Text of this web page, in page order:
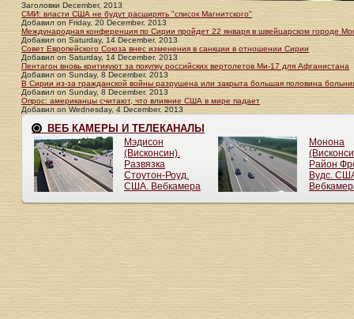
Заголовки December, 2013
СМИ: власти США не будут расширять "список Магнитского"
Добавил on Friday, 20 December. 2013
Международная конференция по Сирии пройдет 22 января в швейцарском городе
Добавил on Saturday, 14 December. 2013
Совет Европейского Союза внес изменения в санкции в отношении Сирии
Добавил on Saturday, 14 December. 2013
Пентагон вновь критикуют за покупку российских вертолетов Ми-17 для Афганистана
Добавил on Sunday, 8 December. 2013
В Сирии из-за гражданской войны разрушена или закрыта большая половина
Добавил on Sunday, 8 December. 2013
Опрос: американцы считают, что влияние США в мире падает
Добавил on Wednesday, 4 December. 2013